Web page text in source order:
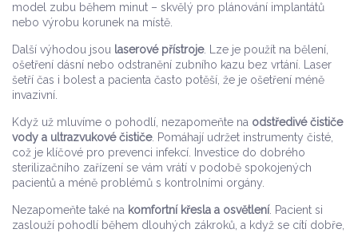
model zubu během minut – skvělý pro plánování implantátů
nebo výrobu korunek na místě.
Další výhodou jsou laserové přístroje. Lze je použít na bělení,
ošetření dásní nebo odstranění zubního kazu bez vrtání. Laser
šetří čas i bolest a pacienta často potěší, že je ošetření méně
invazivní.
Když už mluvíme o pohodlí, nezapomeňte na odstředivé čističe
vody a ultrazvukové čističe. Pomáhají udržet instrumenty čisté,
což je klíčové pro prevenci infekcí. Investice do dobrého
sterilizačního zařízení se vám vrátí v podobě spokojených
pacientů a méně problémů s kontrolními orgány.
Nezapomeňte také na komfortní křesla a osvětlení . Pacient si
zaslouží pohodlí během dlouhých zákroků, a když se cítí dobře,